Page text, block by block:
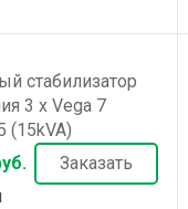
стабилизатор
3 x Vega 7
(15kVA)
Заказать